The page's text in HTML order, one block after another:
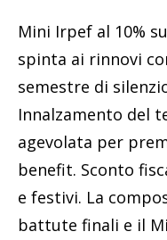
Mini Irpef al 10%
spinta ai rinnovi
semestre di
Innalzamento del
agevolata per
benefit. Sconto
e festivi. La
battute finali e il